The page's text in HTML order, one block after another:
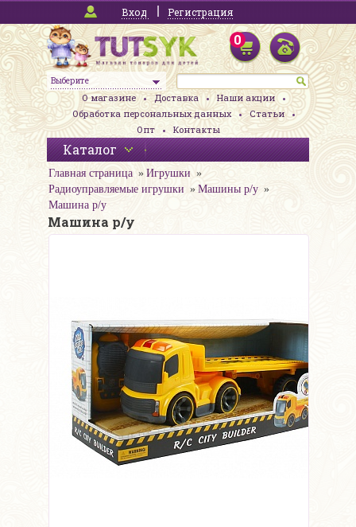
Вход Регистрация
Выберите
0
О магазине Доставка
Наши акции
Обработка персональных данных
Статьи
Опт
Контакты
Каталог
Главная страница
Игрушки
Радиоуправляемые игрушки
Машины р/у
Машина р/у
Машина р/у